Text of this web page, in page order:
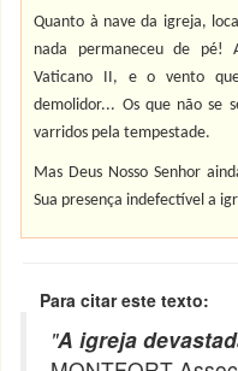
Quanto à nave da igreja,
nada permaneceu de pé!
Vaticano II, e o vento
demolidor... Os que não se
varridos pela tempestade.
Mas Deus Nosso Senhor
Sua presença indefectível a
Para citar este texto:
"A igreja